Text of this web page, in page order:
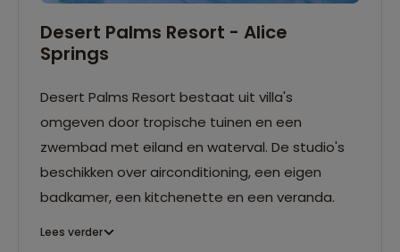
Desert Palms Resort - Alice
Springs
Desert Palms Resort bestaat uit villa's
omgeven door tropische tuinen en een
zwembad met eiland en waterval. De studio's
beschikken over airconditioning, een eigen
badkamer, een kitchenette en een veranda.
Lees verder